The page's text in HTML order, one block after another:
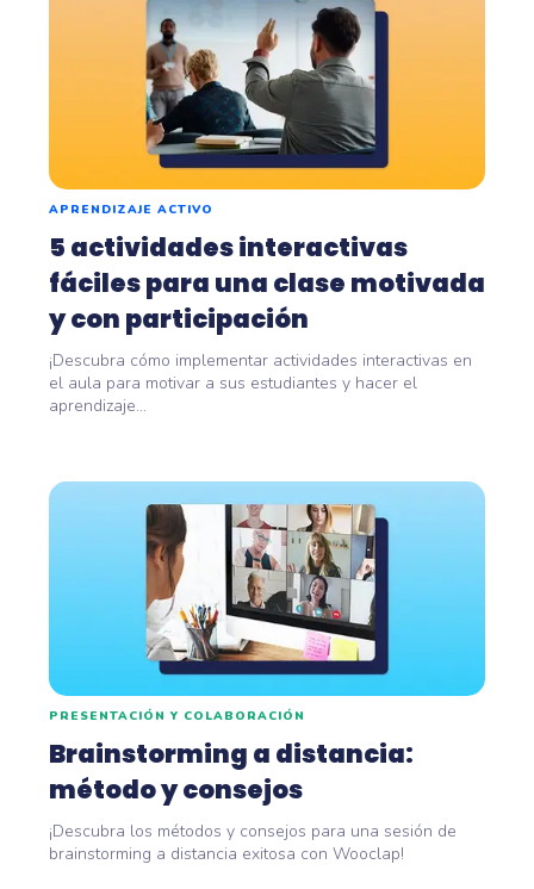
APRENDIZAJE ACTIVO
5 actividades interactivas
fáciles para una clase motivada
y con participación
¡Descubra cómo implementar actividades interactivas en
el aula para motivar a sus estudiantes y hacer el
aprendizaje...
PRESENTACIÓN Y COLABORACIÓN
Brainstorming a distancia:
método y consejos
¡Descubra los métodos y consejos para una sesión de
brainstorming a distancia exitosa con Wooclap!